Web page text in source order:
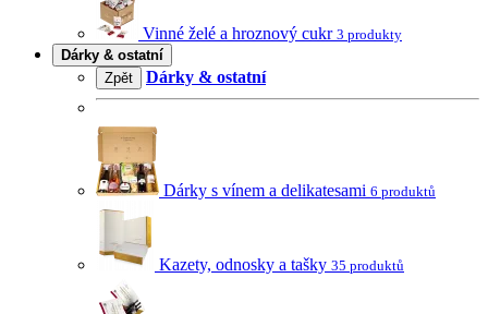
Vinné želé a hroznový cukr 3 produkty
Dárky & ostatní
Zpět
Dárky & ostatní
Dárky s vínem a delikatesami 6 produktů
Kazety, odnosky a tašky 35 produktů